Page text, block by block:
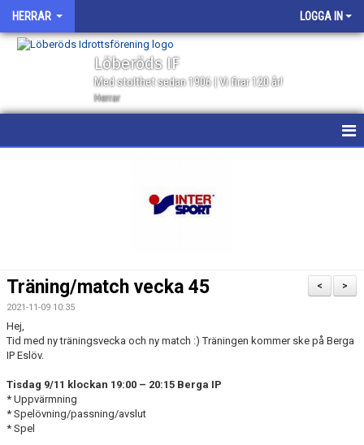
HERRAR LOGGA IN
Löberöds IF
Med stolthet sedan 1906 | Vi firar 120 år!
Herrar
GÄSTBOK
TRUPPEN
BILDGALLERI
>
<
Träning/match vecka 45
2021-11-09 10:35
Hej,
Tid med ny träningsvecka och ny match :) Träningen kommer ske på Berga
IP Eslöv.
Tisdag 9/11 klockan 19:00 – 20:15 Berga IP
* Uppvärmning
* Spelövning/passning/avslut
* Spel